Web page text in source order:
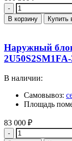
Количество
В корзину Купить
Наружный
В наличии:
Самовывоз:
Площадь
83 000 ₽
Количество